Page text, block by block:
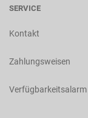
SERVICE
Kontakt
Zahlungsweisen
Verfügbarkeitsalarm